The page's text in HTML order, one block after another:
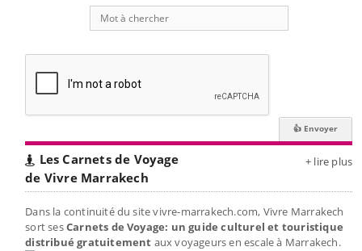
Les Carnets de Voyage
de Vivre Marrakech
+ lire plus
Dans la continuité du site vivre-marrakech.com, Vivre Marrakech
sort sesCarnets de Voyage: un guide culturel et touristique
distribué gratuitement aux voyageurs en escale à Marrakech.